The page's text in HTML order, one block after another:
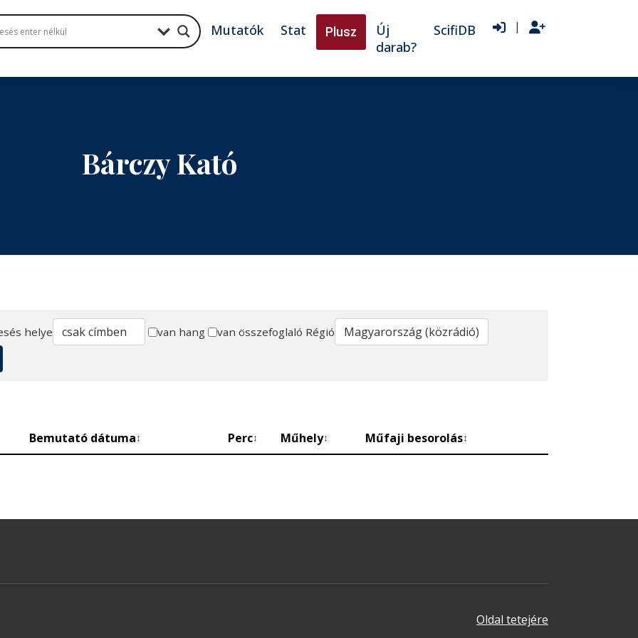
Mutatók Stat Plusz
Új
darab?
ScifiDB |
Bárczy Kató
helye van hang van összefoglaló Régió
Bemutató dátuma↕ Perc↕ Műhely↕ Műfaji besorolás↕
Oldal tetejére